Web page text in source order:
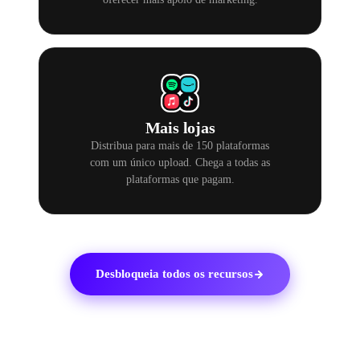
Mais lojas
Distribua para mais de 150 plataformas
com um único upload. Chega a todas as
plataformas que pagam.
Desbloqueia todos os recursos